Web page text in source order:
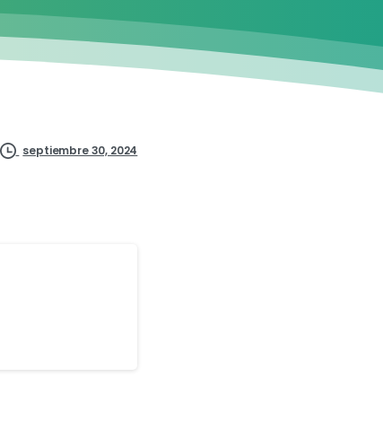
septiembre 30, 2024